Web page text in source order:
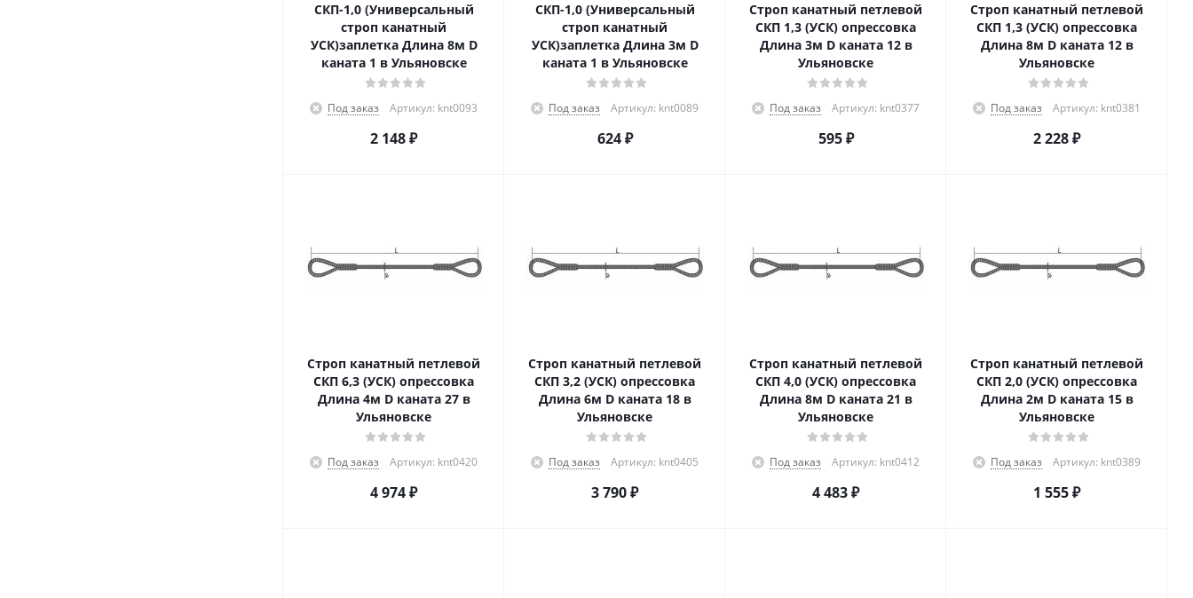
СКП-1,0 (Универсальный
строп канатный
УСК)заплетка Длина 8м D
каната 1 в Ульяновске
Под заказ Артикул: knt0093
2 148₽
СКП-1,0 (Универсальный
строп канатный
УСК)заплетка Длина 3м D
каната 1 в Ульяновске
Под заказ Артикул: knt0089
624₽
Строп канатный петлевой
СКП 1,3 (УСК) опрессовка
Длина 3м D каната 12 в
Ульяновске
Под заказ Артикул: knt0377
595₽
Строп канатный петлевой
СКП 1,3 (УСК) опрессовка
Длина 8м D каната 12 в
Ульяновске
Под заказ Артикул: knt0381
2 228₽
Строп канатный петлевой
СКП 6,3 (УСК) опрессовка
Длина 4м D каната 27 в
Ульяновске
Под заказ Артикул: knt0420
4 974₽
Строп канатный петлевой
СКП 3,2 (УСК) опрессовка
Длина 6м D каната 18 в
Ульяновске
Под заказ Артикул: knt0405
3 790₽
Строп канатный петлевой
СКП 4,0 (УСК) опрессовка
Длина 8м D каната 21 в
Ульяновске
Под заказ Артикул: knt0412
4 483₽
Строп канатный петлевой
СКП 2,0 (УСК) опрессовка
Длина 2м D каната 15 в
Ульяновске
Под заказ Артикул: knt0389
1 555₽